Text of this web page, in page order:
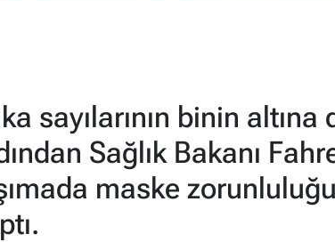
sayılarının binin
Sağlık Bakanı
maske